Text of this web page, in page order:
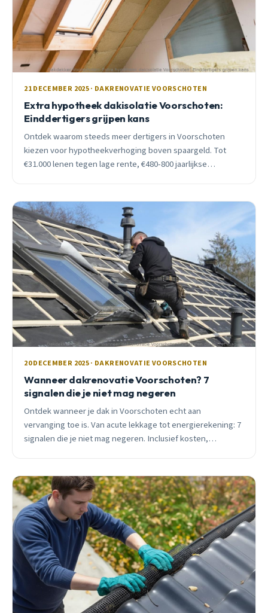
21 DECEMBER 2025 · DAKRENOVATIE VOORSCHOTEN
Extra hypotheek dakisolatie Voorschoten:
Einddertigers grijpen kans
Ontdek waarom steeds meer dertigers in Voorschoten
kiezen voor hypotheekverhoging boven spaargeld. Tot
€31.000 lenen tegen lage rente, €480-800 jaarlijkse
20 DECEMBER 2025 · DAKRENOVATIE VOORSCHOTEN
Wanneer dakrenovatie Voorschoten? 7
signalen die je niet mag negeren
Ontdek wanneer je dak in Voorschoten echt aan
vervanging toe is. Van acute lekkage tot energierekening: 7
signalen die je niet mag negeren. Inclusief kosten,